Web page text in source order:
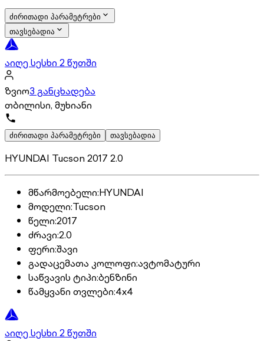
ძირითადი პარამეტრები
თავსებადია
აიღე სესხი 2 წუთში
ზვიო3 განცხადება
თბილისი, მუხიანი
ძირითადი პარამეტრები თავსებადია
HYUNDAI Tucson 2017 2.0
მწარმოებელი:HYUNDAI
მოდელი:Tucson
წელი:2017
ძრავი:2.0
ფერი:შავი
გადაცემათა კოლოფი:ავტომატური
საწვავის ტიპი:ბენზინი
წამყვანი თვლები:4x4
აიღე სესხი 2 წუთში